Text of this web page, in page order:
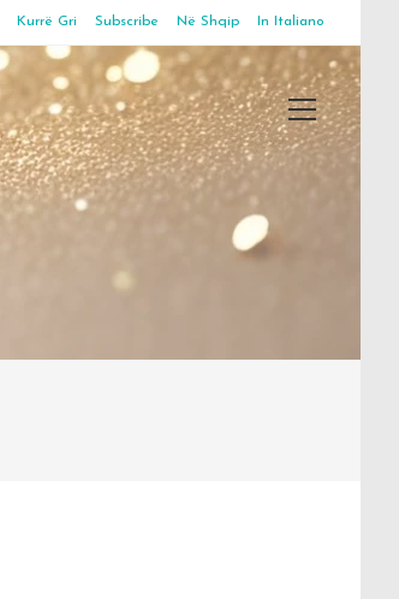
Kurrë Gri Subscribe Në Shqip In Italiano
Main
Menu